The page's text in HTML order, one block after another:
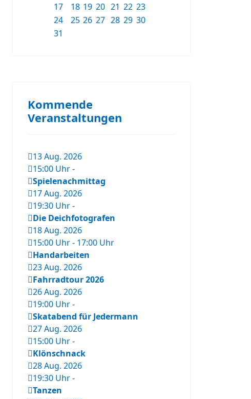
17
18 19 20 21 22 23
24
25 26 27 28 29 30
31
Kommende
Veranstaltungen
13 Aug. 2026
15:00 Uhr-
Spielenachmittag
17 Aug. 2026
19:30 Uhr-
Die Deichfotografen
18 Aug. 2026
15:00 Uhr- 17:00 Uhr
Handarbeiten
23 Aug. 2026
Fahrradtour 2026
26 Aug. 2026
19:00 Uhr-
Skatabend für Jedermann
27 Aug. 2026
15:00 Uhr-
Klönschnack
28 Aug. 2026
19:30 Uhr-
Tanzen